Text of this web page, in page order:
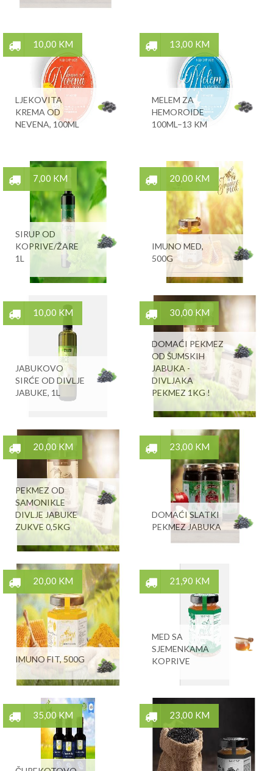
10,00 KM
LJEKOVITA
KREMA OD
NEVENA, 100ML
13,00 KM
MELEM ZA
HEMOROIDE
100ML–13 KM
7,00 KM
SIRUP OD
KOPRIVE/ŽARE
1L
20,00 KM
IMUNO MED,
500G
10,00 KM
JABUKOVO
SIRĆE OD DIVLJE
JABUKE, 1L
30,00 KM
DOMAĆI PEKMEZ
OD ŠUMSKIH
JABUKA -
DIVLJAKA
PEKMEZ 1KG !
20,00 KM
PEKMEZ OD
SAMONIKLE
DIVLJE JABUKE
ZUKVE 0,5KG
23,00 KM
DOMAĆI SLATKI
PEKMEZ JABUKA
20,00 KM
IMUNO FIT, 500G
21,90 KM
MED SA
SJEMENKAMA
KOPRIVE
35,00 KM 23,00 KM